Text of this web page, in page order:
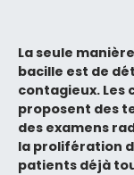
La seule
bacille est de
contagieux. Les
proposent des
des examens
la prolifération
patients déjà